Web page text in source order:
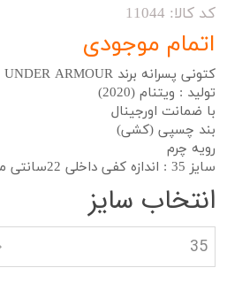
کد کالا: 11044
اتمام موجودی
کتونی پسرانه برند UNDER ARMOUR
تولید : ویتنام (2020)
با ضمانت اورجینال
بند چسپی (کشی)
رویه چرم
سایز 35 : اندازه کفی داخلی 22سانتی متر
انتخاب سایز
35